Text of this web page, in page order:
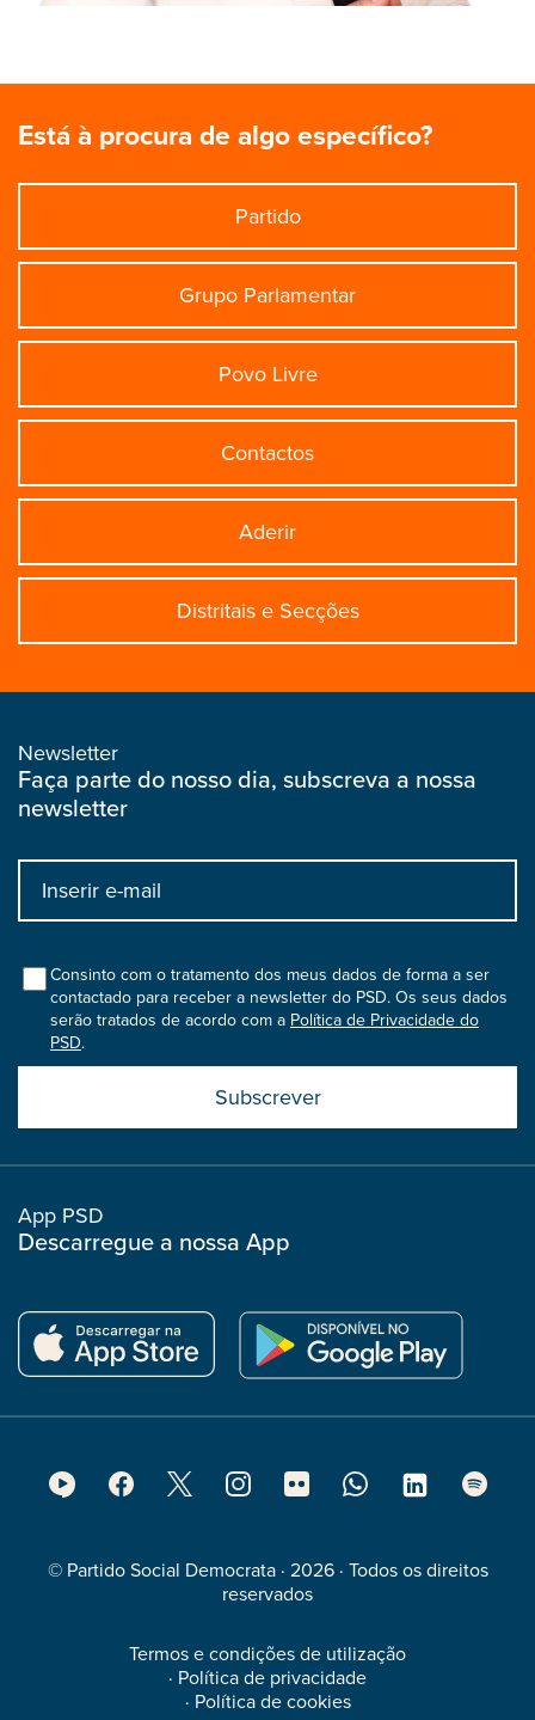
Está à procura de algo específico?
Partido
Grupo Parlamentar
Povo Livre
Contactos
Aderir
Distritais e Secções
Newsletter
Faça parte do nosso dia, subscreva a nossa
newsletter
Input
bootstrap
colConsinto com o tratamento dos meus dados de forma a ser
contactado para receber a newsletter do PSD. Os seus dados
serão tratados de acordo com a Política de Privacidade do
PSD.
boostrap
col
App PSD
Descarregue a nossa App
© Partido Social Democrata · 2026 · Todos os direitos
reservados
Termos e condições de utilização
· Política de privacidade
· Política de cookies
Footer
Media